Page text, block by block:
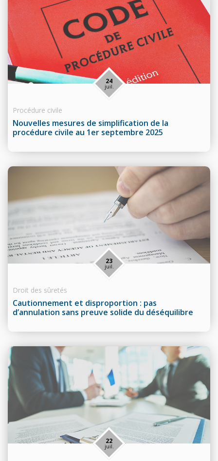
Nouvelles mesures de simplification de la
procédure civile au 1er septembre 2025
24
juil.
Procédure civile
Cautionnement et disproportion : pas
d’annulation sans preuve solide du déséquilibre
23
juil.
Droit des sûretés
22
juil.